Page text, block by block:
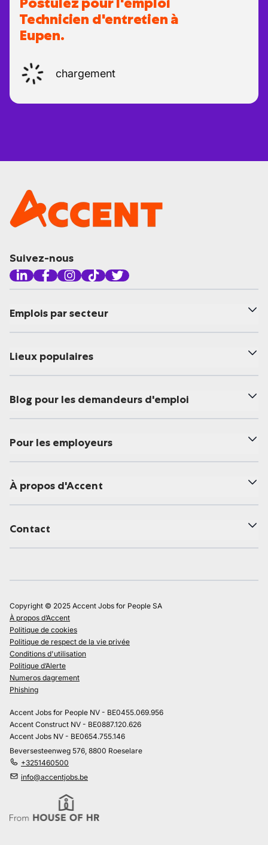
Technicien d'entretien à
Eupen.
chargement
Suivez-nous
Emplois par secteur
Lieux populaires
Blog pour les demandeurs d'emploi
Pour les employeurs
À propos d'Accent
Contact
Copyright © 2025 Accent Jobs for People SA
À propos d’Accent
Politique de cookies
Politique de respect de la vie privée
Conditions d'utilisation
Politique d’Alerte
Numeros dagrement
Phishing
Accent Jobs for People NV - BE0455.069.956
Accent Construct NV - BE0887.120.626
Accent Jobs NV - BE0654.755.146
Beversesteenweg 576, 8800 Roeselare
+3251460500
info@accentjobs.be